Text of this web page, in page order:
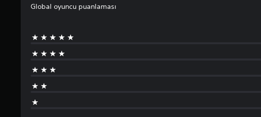
Global oyuncu puanlaması